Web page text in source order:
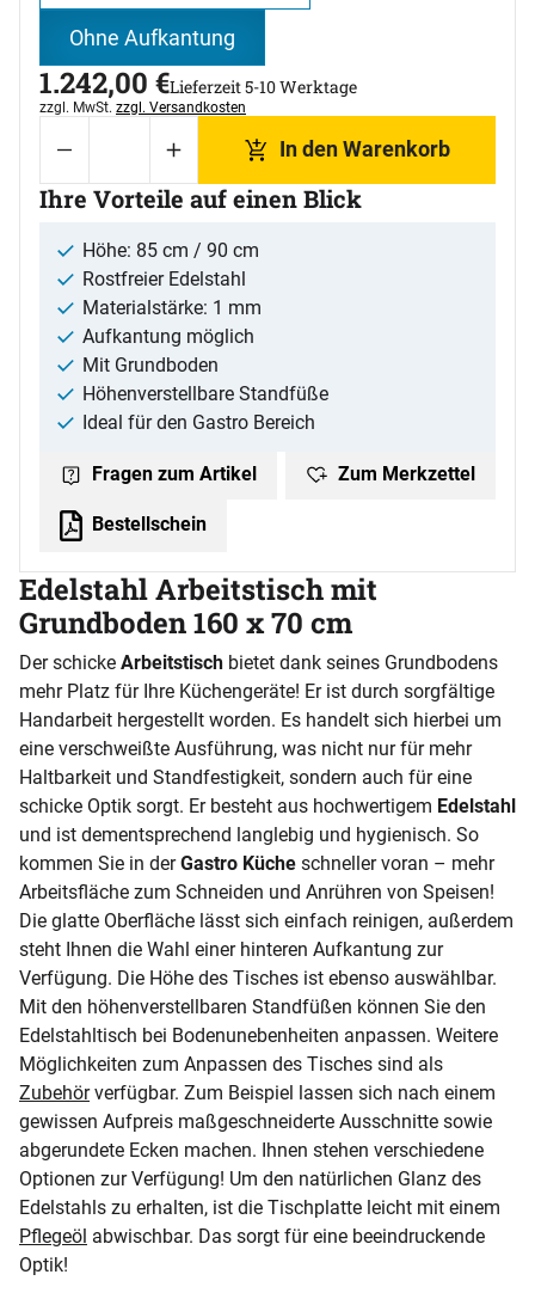
Ohne Aufkantung
1.242,00 €Lieferzeit 5-10 Werktage
Steuerhinweis:
zzgl. MwSt. zzgl. Versandkosten
In den Warenkorb
Ihre Vorteile auf einen Blick
Höhe: 85 cm / 90 cm
Rostfreier Edelstahl
Materialstärke: 1 mm
Aufkantung möglich
Mit Grundboden
Höhenverstellbare Standfüße
Ideal für den Gastro Bereich
Fragen zum Artikel Zum Merkzettel
Bestellschein
Edelstahl Arbeitstisch mit
Grundboden 160 x 70 cm
Der schicke Arbeitstisch bietet dank seines Grundbodens
mehr Platz für Ihre Küchengeräte! Er ist durch sorgfältige
Handarbeit hergestellt worden. Es handelt sich hierbei um
eine verschweißte Ausführung, was nicht nur für mehr
Haltbarkeit und Standfestigkeit, sondern auch für eine
schicke Optik sorgt. Er besteht aus hochwertigem Edelstahl
und ist dementsprechend langlebig und hygienisch. So
kommen Sie in derGastro Küche schneller voran – mehr
Arbeitsfläche zum Schneiden und Anrühren von Speisen!
Die glatte Oberfläche lässt sich einfach reinigen, außerdem
steht Ihnen die Wahl einer hinteren Aufkantung zur
Verfügung. Die Höhe des Tisches ist ebenso auswählbar.
Mit den höhenverstellbaren Standfüßen können Sie den
Edelstahltisch bei Bodenunebenheiten anpassen. Weitere
Möglichkeiten zum Anpassen des Tisches sind als
Zubehörverfügbar. Zum Beispiel lassen sich nach einem
gewissen Aufpreis maßgeschneiderte Ausschnitte sowie
abgerundete Ecken machen. Ihnen stehen verschiedene
Optionen zur Verfügung! Um den natürlichen Glanz des
Edelstahls zu erhalten, ist die Tischplatte leicht mit einem
Pflegeöl abwischbar. Das sorgt für eine beeindruckende
Optik!